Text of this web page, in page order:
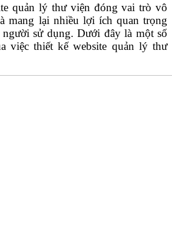
quản lý thư viện đóng vai trò vô
mang lại nhiều lợi ích quan trọng
sử dụng. Dưới đây là một số
việc thiết kế website quản lý thư